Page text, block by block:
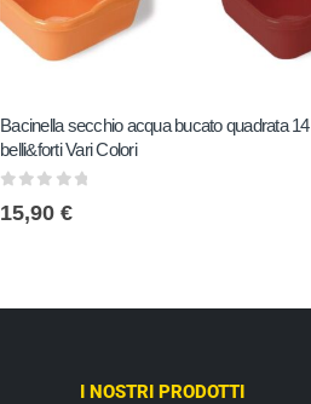
Bacinella secchio acqua bucato quadrata 14
belli&forti Vari Colori
15,90 €
I NOSTRI PRODOTTI